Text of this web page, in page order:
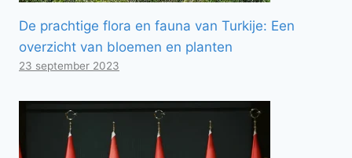
De prachtige flora en fauna van Turkije: Een
overzicht van bloemen en planten
23 september 2023